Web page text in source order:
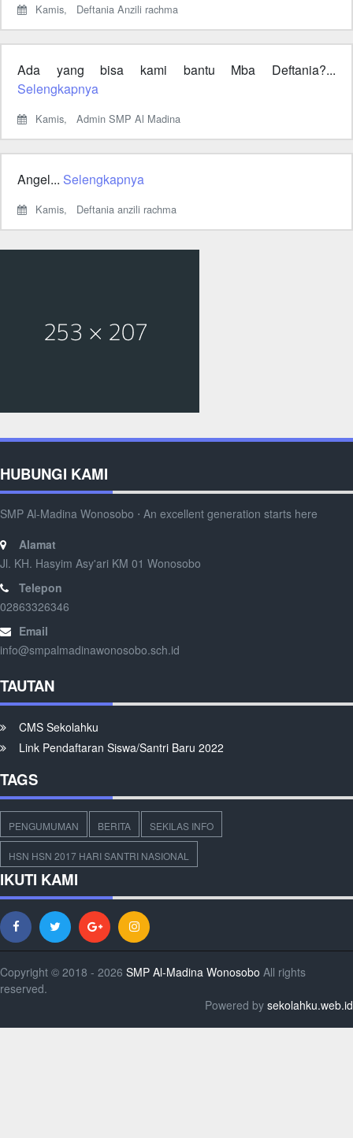
Kamis, Deftania Anzili rachma
Ada yang bisa kami bantu Mba Deftania?...
Selengkapnya
Kamis, Admin SMP Al Madina
Angel... Selengkapnya
Kamis, Deftania anzili rachma
HUBUNGI KAMI
SMP Al-Madina Wonosobo ⋅ An excellent generation starts here
Alamat
Jl. KH. Hasyim Asy'ari KM 01 Wonosobo
Telepon
02863326346
Email
info@smpalmadinawonosobo.sch.id
TAUTAN
CMS Sekolahku
Link Pendaftaran Siswa/Santri Baru 2022
TAGS
PENGUMUMAN BERITA SEKILAS INFO
HSN HSN 2017 HARI SANTRI NASIONAL
IKUTI KAMI
Copyright © 2018 - 2026 SMP Al-Madina Wonosobo All rights
reserved.
Powered by sekolahku.web.id